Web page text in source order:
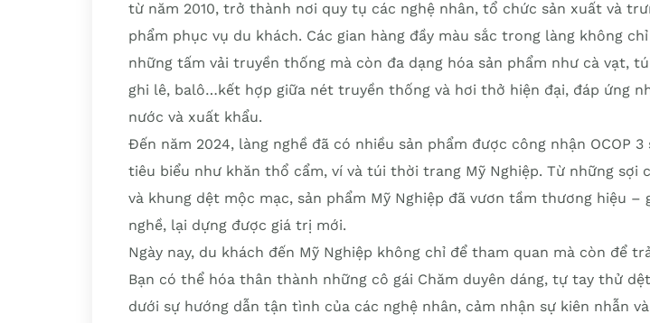
từ năm 2010, trở thành nơi quy tụ các nghệ nhân, tổ chức sản xuất và
phẩm phục vụ du khách. Các gian hàng đầy màu sắc trong làng không
những tấm vải truyền thống mà còn đa dạng hóa sản phẩm như cà vạt,
ghi lê, balô…kết hợp giữa nét truyền thống và hơi thở hiện đại, đáp ứng
nước và xuất khẩu.
Đến năm 2024, làng nghề đã có nhiều sản phẩm được công nhận OCOP
tiêu biểu như khăn thổ cẩm, ví và túi thời trang Mỹ Nghiệp. Từ những sợi
và khung dệt mộc mạc, sản phẩm Mỹ Nghiệp đã vươn tầm thương hiệu –
nghề, lại dựng được giá trị mới.
Ngày nay, du khách đến Mỹ Nghiệp không chỉ để tham quan mà còn để
Bạn có thể hóa thân thành những cô gái Chăm duyên dáng, tự tay thử
dưới sự hướng dẫn tận tình của các nghệ nhân, cảm nhận sự kiên nhẫn